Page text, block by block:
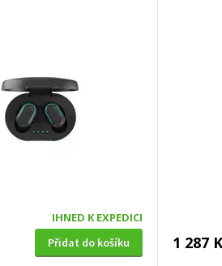
IHNED K EXPEDICI
Přidat do košíku 1 287